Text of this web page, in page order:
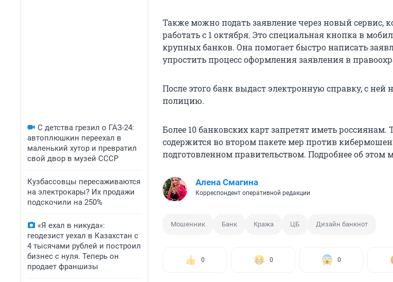
С детства грезил о ГАЗ-24:
автоплюшкин переехал в
маленький хутор и превратил
свой двор в музей СССР
Кузбассовцы пересаживаются
на электрокары? Их продажи
подскочили на 250%
«Я ехал в никуда»:
геодезист уехал в Казахстан с
4 тысячами рублей и построил
бизнес с нуля. Теперь он
продает франшизы
Также можно подать заявление через новый сервис,
работать с 1 октября. Это специальная кнопка в
крупных банков. Она помогает быстро написать
упростить процесс оформления заявления в
После этого банк выдаст электронную справку, с ней
полицию.
Более 10 банковских карт запретят иметь россиянам.
содержится во втором пакете мер против
подготовленном правительством. Подробнее об этом
Алена Смагина
Корреспондент оперативной редакции
Мошенник Банк Кража ЦБ Дизайн банкнот
0 0 0